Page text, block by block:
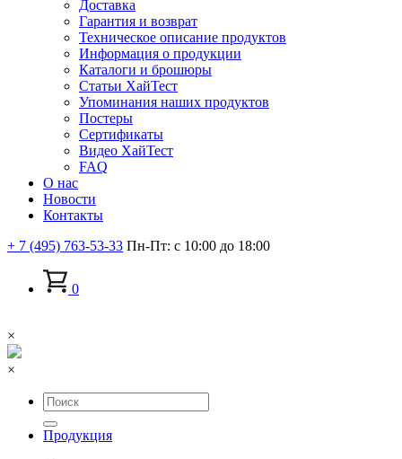
Доставка
Гарантия и возврат
Техническое описание продуктов
Информация о продукции
Каталоги и брошюры
Статьи ХайТест
Упоминания наших продуктов
Постеры
Сертификаты
Видео ХайТест
FAQ
О нас
Новости
Контакты
+ 7 (495) 763-53-33 Пн-Пт: с 10:00 до 18:00
0
×
×
Продукция